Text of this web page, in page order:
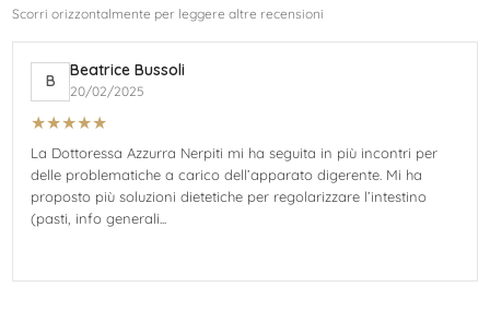
Scorri orizzontalmente per leggere altre recensioni
B
Beatrice Bussoli
20/02/2025
★★★★★
La Dottoressa Azzurra Nerpiti mi ha seguita in più incontri per
delle problematiche a carico dell’apparato digerente. Mi ha
proposto più soluzioni dietetiche per regolarizzare l’intestino
(pasti, info generali...